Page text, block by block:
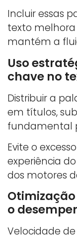
Incluir essas
texto
mantém a
Uso
chave no
Distribuir a
em títulos,
fundamental
Evite o
experiência
dos motores
o
Velocidade